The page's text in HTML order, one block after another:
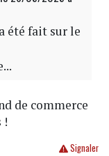
été fait sur le
de commerce
!
Signaler